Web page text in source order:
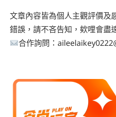
文章內容皆為個人主觀評價及
錯誤，請不吝告知，欸哩會盡
合作詢問：